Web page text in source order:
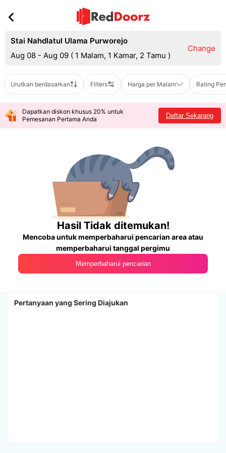
Stai Nahdlatul Ulama Purworejo
Aug 08 - Aug 09 ( 1 Malam, 1 Kamar, 2 Tamu )
Change
Urutkan berdasarkan Filters Harga per Malam Rating
Dapatkan diskon khusus 20% untuk
Pemesanan Pertama Anda
Daftar Sekarang
Hasil Tidak ditemukan!
Mencoba untuk memperbaharui pencarian area atau
memperbaharui tanggal pergimu
Memperbaharui pencarian
Pertanyaan yang Sering Diajukan